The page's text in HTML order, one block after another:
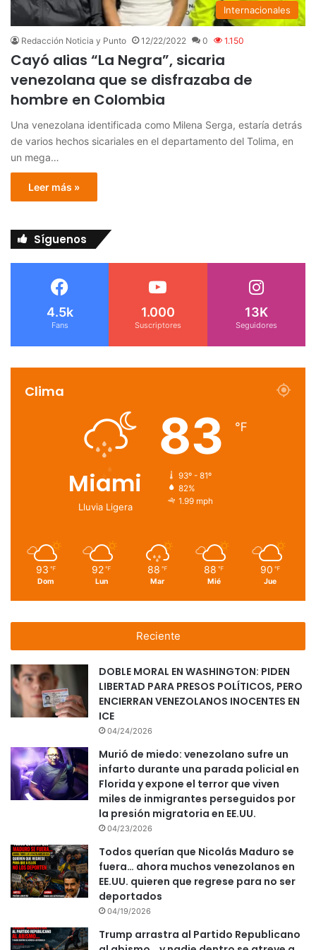
Internacionales
Redacción Noticia y Punto 12/22/2022 0 1.150
Cayó alias “La Negra”, sicaria
venezolana que se disfrazaba de
hombre en Colombia
Una venezolana identificada como Milena Serga, estaría detrás
de varios hechos sicariales en el departamento del Tolima, en
un mega…
Leer más »
Síguenos
4.5k
Fans
1.000
Suscriptores
13K
Seguidores
Clima
Miami
Lluvia Ligera
83 ℉
93º - 81º
82%
1.99 mph
93 ℉
Dom
92 ℉
Lun
88 ℉
Mar
88 ℉
Mié
90 ℉
Jue
Reciente
DOBLE MORAL EN WASHINGTON: PIDEN
LIBERTAD PARA PRESOS POLÍTICOS, PERO
ENCIERRAN VENEZOLANOS INOCENTES EN
ICE
04/24/2026
Murió de miedo: venezolano sufre un
infarto durante una parada policial en
Florida y expone el terror que viven
miles de inmigrantes perseguidos por
la presión migratoria en EE.UU.
04/23/2026
Todos querían que Nicolás Maduro se
fuera… ahora muchos venezolanos en
EE.UU. quieren que regrese para no ser
deportados
04/19/2026
Trump arrastra al Partido Republicano